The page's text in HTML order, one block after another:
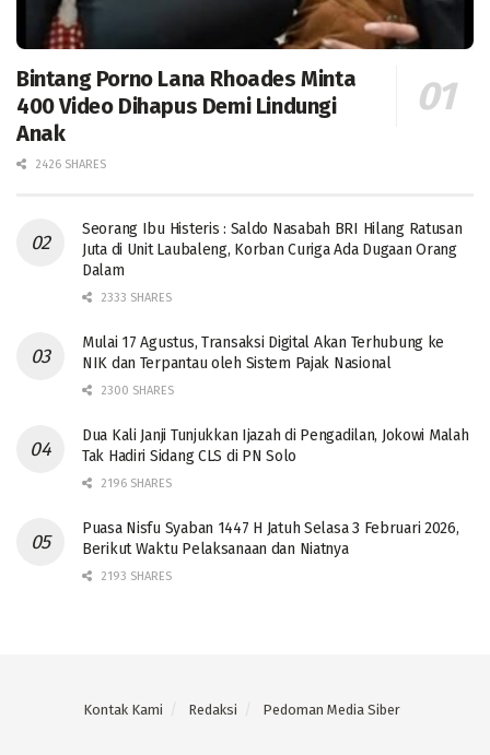
Bintang Porno Lana Rhoades Minta
400 Video Dihapus Demi Lindungi
Anak
2426 SHARES
Seorang Ibu Histeris : Saldo Nasabah BRI Hilang Ratusan
Juta di Unit Laubaleng, Korban Curiga Ada Dugaan Orang
Dalam
2333 SHARES
Mulai 17 Agustus, Transaksi Digital Akan Terhubung ke
NIK dan Terpantau oleh Sistem Pajak Nasional
2300 SHARES
Dua Kali Janji Tunjukkan Ijazah di Pengadilan, Jokowi Malah
Tak Hadiri Sidang CLS di PN Solo
2196 SHARES
Puasa Nisfu Syaban 1447 H Jatuh Selasa 3 Februari 2026,
Berikut Waktu Pelaksanaan dan Niatnya
2193 SHARES
Kontak Kami Redaksi Pedoman Media Siber